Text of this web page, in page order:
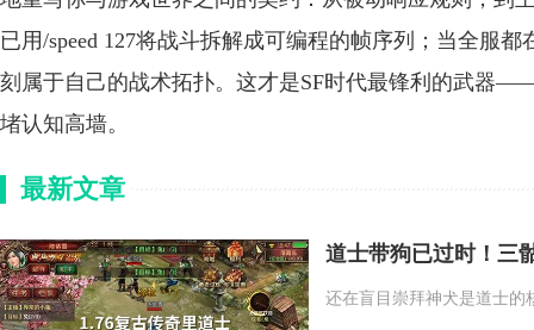
已用/speed 127将战斗拆解成可编程的帧序列；当全服
刻属于自己的战术拓扑。这才是SF时代最锋利的武器
堵认知高墙。
最新文章
道士带狗已过时！三
还在盲目崇拜神犬是道士的